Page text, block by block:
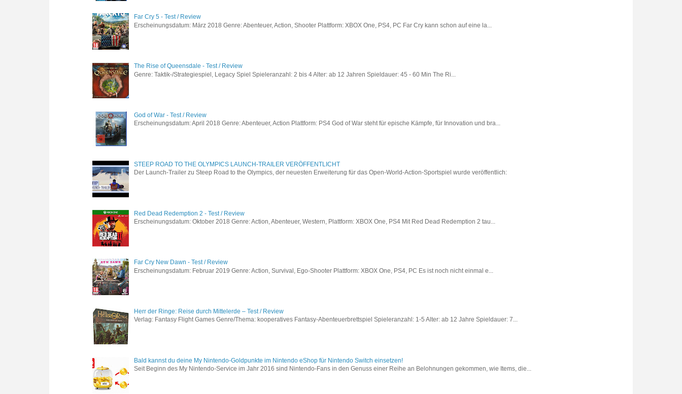
Far Cry 5 - Test / Review
Erscheinungsdatum: März 2018 Genre: Abenteuer, Action, Shooter Plattform: XBOX One, PS4, PC Far Cry kann schon auf eine la...
The Rise of Queensdale - Test / Review
Genre: Taktik-/Strategiespiel, Legacy Spiel Spieleranzahl: 2 bis 4 Alter: ab 12 Jahren Spieldauer: 45 - 60 Min The Ri...
God of War - Test / Review
Erscheinungsdatum: April 2018 Genre: Abenteuer, Action Plattform: PS4 God of War steht für epische Kämpfe, für Innovation und bra...
STEEP ROAD TO THE OLYMPICS LAUNCH-TRAILER VERÖFFENTLICHT
Der Launch-Trailer zu Steep Road to the Olympics, der neuesten Erweiterung für das Open-World-Action-Sportspiel wurde veröffentlich:
Red Dead Redemption 2 - Test / Review
Erscheinungsdatum: Oktober 2018 Genre: Action, Abenteuer, Western, Plattform: XBOX One, PS4 Mit Red Dead Redemption 2 tau...
Far Cry New Dawn - Test / Review
Erscheinungsdatum: Februar 2019 Genre: Action, Survival, Ego-Shooter Plattform: XBOX One, PS4, PC Es ist noch nicht einmal e...
Herr der Ringe: Reise durch Mittelerde – Test / Review
Verlag: Fantasy Flight Games Genre/Thema: kooperatives Fantasy-Abenteuerbrettspiel Spieleranzahl: 1-5 Alter: ab 12 Jahre Spieldauer: 7...
Bald kannst du deine My Nintendo-Goldpunkte im Nintendo eShop für Nintendo Switch einsetzen!
Seit Beginn des My Nintendo-Service im Jahr 2016 sind Nintendo-Fans in den Genuss einer Reihe an Belohnungen gekommen, wie Items, die...